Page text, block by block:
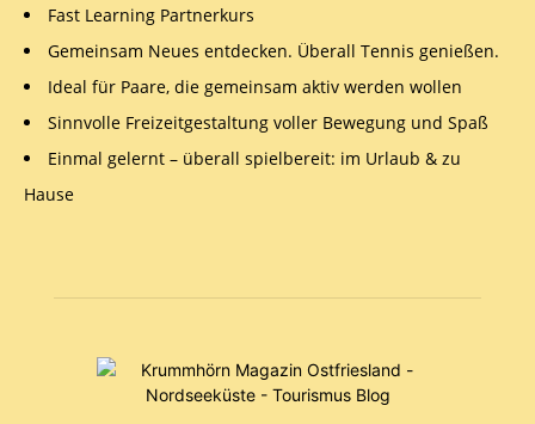
Fast Learning Partnerkurs
Gemeinsam Neues entdecken. Überall Tennis genießen.
Ideal für Paare, die gemeinsam aktiv werden wollen
Sinnvolle Freizeitgestaltung voller Bewegung und Spaß
Einmal gelernt – überall spielbereit: im Urlaub & zu
Hause